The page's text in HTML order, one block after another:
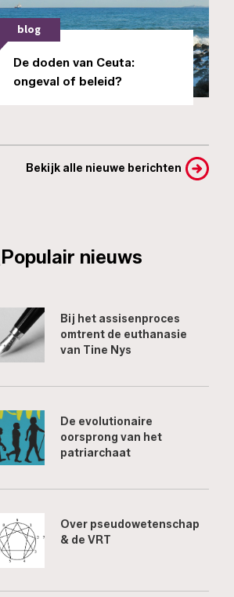
blog
De doden van Ceuta:
ongeval of beleid?
Bekijk alle nieuwe berichten
_Populair nieuws
Bij het assisenproces
omtrent de euthanasie
van Tine Nys
De evolutionaire
oorsprong van het
patriarchaat
Over pseudowetenschap
& de VRT